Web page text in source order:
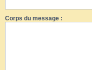
Corps du message :